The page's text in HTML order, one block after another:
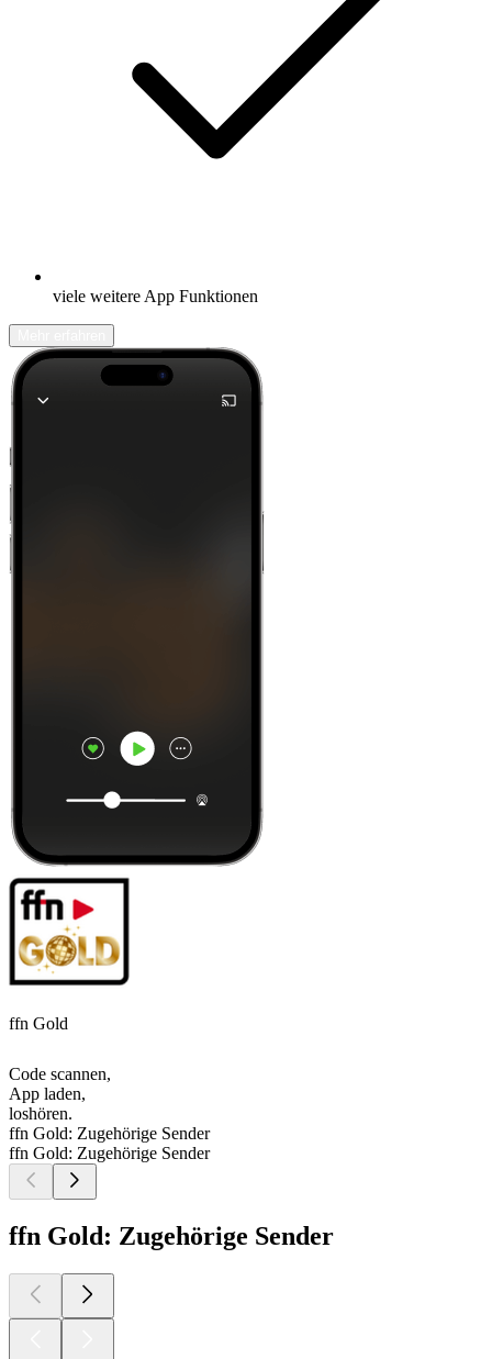
viele weitere App Funktionen
ffn Gold
Code scannen,
App laden,
loshören.
ffn Gold: Zugehörige Sender
ffn Gold: Zugehörige Sender
ffn Gold: Zugehörige Sender